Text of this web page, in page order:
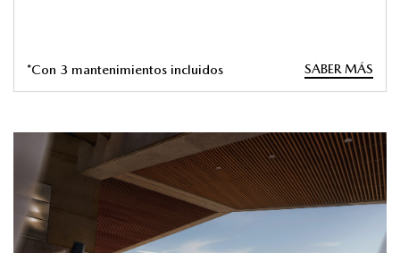
*Con 3 mantenimientos incluidos SABER MÁS